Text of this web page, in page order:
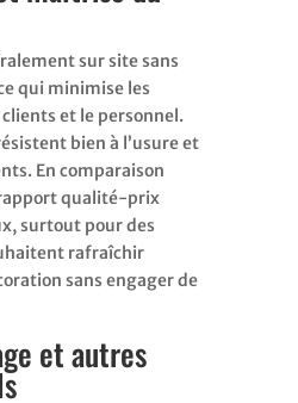
sur site sans
qui minimise les
et le personnel.
bien à l’usure et
En comparaison
qualité-prix
surtout pour des
rafraîchir
sans engager de
et autres